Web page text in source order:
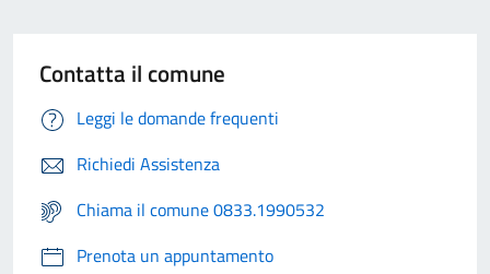
Contatta il comune
Leggi le domande frequenti
Richiedi Assistenza
Chiama il comune 0833.1990532
Prenota un appuntamento